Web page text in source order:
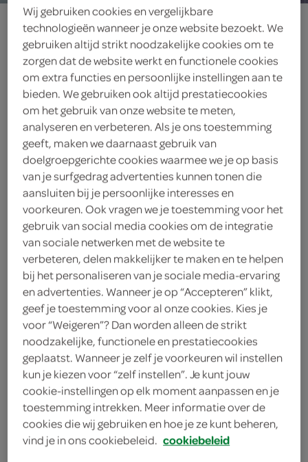
appelmoes uit
eigen tuin
ingrediënten
4 bolletjes vanille-ijs
1 handje munt
3 eetlepels suiker
75 milliliter rode port
1 eetlepel bosvruchtenjam
2 theelepels kaneelpoeder
1 zakje vanillesuiker
10 appels
kies je winkel
Wij gebruiken cookies en vergelijkbare
technologieën wanneer je onze website bezoekt. We
gebruiken altijd strikt noodzakelijke cookies om te
zorgen dat de website werkt en functionele cookies
om extra functies en persoonlijke instellingen aan te
bieden. We gebruiken ook altijd prestatiecookies
om het gebruik van onze website te meten,
analyseren en verbeteren. Als je ons toestemming
geeft, maken we daarnaast gebruik van
doelgroepgerichte cookies waarmee we je op basis
van je surfgedrag advertenties kunnen tonen die
aansluiten bij je persoonlijke interesses en
voorkeuren. Ook vragen we je toestemming voor het
gebruik van social media cookies om de integratie
van sociale netwerken met de website te
verbeteren, delen makkelijker te maken en te helpen
bij het personaliseren van je sociale media-ervaring
en advertenties. Wanneer je op “Accepteren” klikt,
geef je toestemming voor al onze cookies. Kies je
voor “Weigeren”? Dan worden alleen de strikt
noodzakelijke, functionele en prestatiecookies
geplaatst. Wanneer je zelf je voorkeuren wil instellen
kun je kiezen voor “zelf instellen”. Je kunt jouw
cookie-instellingen op elk moment aanpassen en je
toestemming intrekken. Meer informatie over de
cookies die wij gebruiken en hoe je ze kunt beheren,
vind je in ons cookiebeleid. cookiebeleid